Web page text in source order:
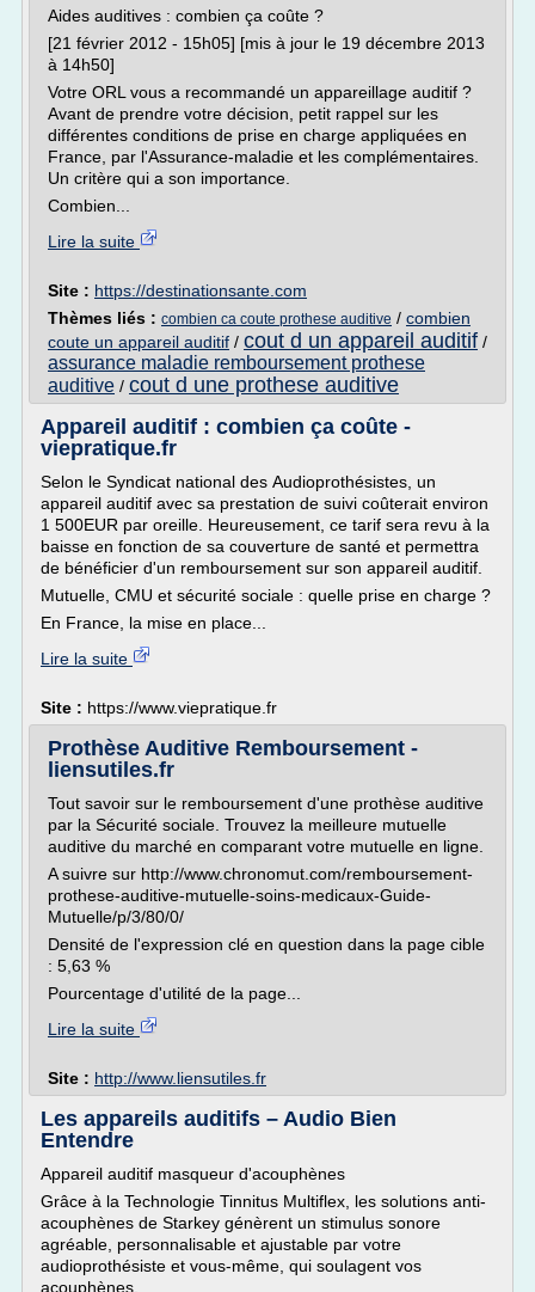
Aides auditives : combien ça coûte ?
[21 février 2012 - 15h05] [mis à jour le 19 décembre 2013
à 14h50]
Votre ORL vous a recommandé un appareillage auditif ?
Avant de prendre votre décision, petit rappel sur les
différentes conditions de prise en charge appliquées en
France, par l'Assurance-maladie et les complémentaires.
Un critère qui a son importance.
Combien...
Lire la suite
Site : https://destinationsante.com
Thèmes liés : combien ca coute prothese auditive / combien
coute un appareil auditif / cout d un appareil auditif /
assurance maladie remboursement prothese
auditive / cout d une prothese auditive
Appareil auditif : combien ça coûte -
viepratique.fr
Selon le Syndicat national des Audioprothésistes, un
appareil auditif avec sa prestation de suivi coûterait environ
1 500EUR par oreille. Heureusement, ce tarif sera revu à la
baisse en fonction de sa couverture de santé et permettra
de bénéficier d'un remboursement sur son appareil auditif.
Mutuelle, CMU et sécurité sociale : quelle prise en charge ?
En France, la mise en place...
Lire la suite
Site : https://www.viepratique.fr
Prothèse Auditive Remboursement -
liensutiles.fr
Tout savoir sur le remboursement d'une prothèse auditive
par la Sécurité sociale. Trouvez la meilleure mutuelle
auditive du marché en comparant votre mutuelle en ligne.
A suivre sur http://www.chronomut.com/remboursement-
prothese-auditive-mutuelle-soins-medicaux-Guide-
Mutuelle/p/3/80/0/
Densité de l'expression clé en question dans la page cible
: 5,63 %
Pourcentage d'utilité de la page...
Lire la suite
Site : http://www.liensutiles.fr
Les appareils auditifs – Audio Bien
Entendre
Appareil auditif masqueur d'acouphènes
Grâce à la Technologie Tinnitus Multiflex, les solutions anti-
acouphènes de Starkey génèrent un stimulus sonore
agréable, personnalisable et ajustable par votre
audioprothésiste et vous-même, qui soulagent vos
acouphènes.